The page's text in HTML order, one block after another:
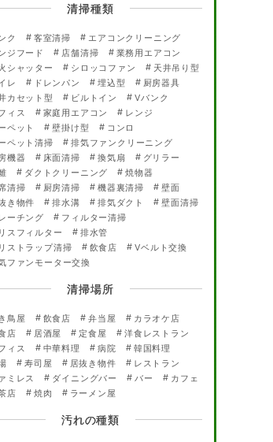
清掃種類
ク 客室清掃
エアコンクリーニング
ジフード
店舗清掃
業務用エアコン
シャッター
シロッコファン
天井吊り型
レ
ドレンパン 埋込型
厨房器具
カセット型
ビルトイン
Vバンク
ィス
家庭用エアコン
レンジ
ペット
壁掛け型
コンロ
ペット清掃
排気ファンクリーニング
機器
床面清掃 換気扇
グリラー
ダクトクリーニング
焼物器
清掃
厨房清掃 機器裏清掃
壁面
き物件
排水溝 排気ダクト
壁面清掃
ーチング
フィルター清掃
スフィルター
排水管
ストラップ清掃
飲食店
Vベルト交換
ファンモーター交換
清掃場所
鳥屋 飲食店 弁当屋
カラオケ店
店
居酒屋 定食屋
洋食レストラン
ィス
中華料理 病院
韓国料理
寿司屋 居抜き物件
レストラン
ミレス
ダイニングバー バー
カフェ
店
焼肉 ラーメン屋
汚れの種類